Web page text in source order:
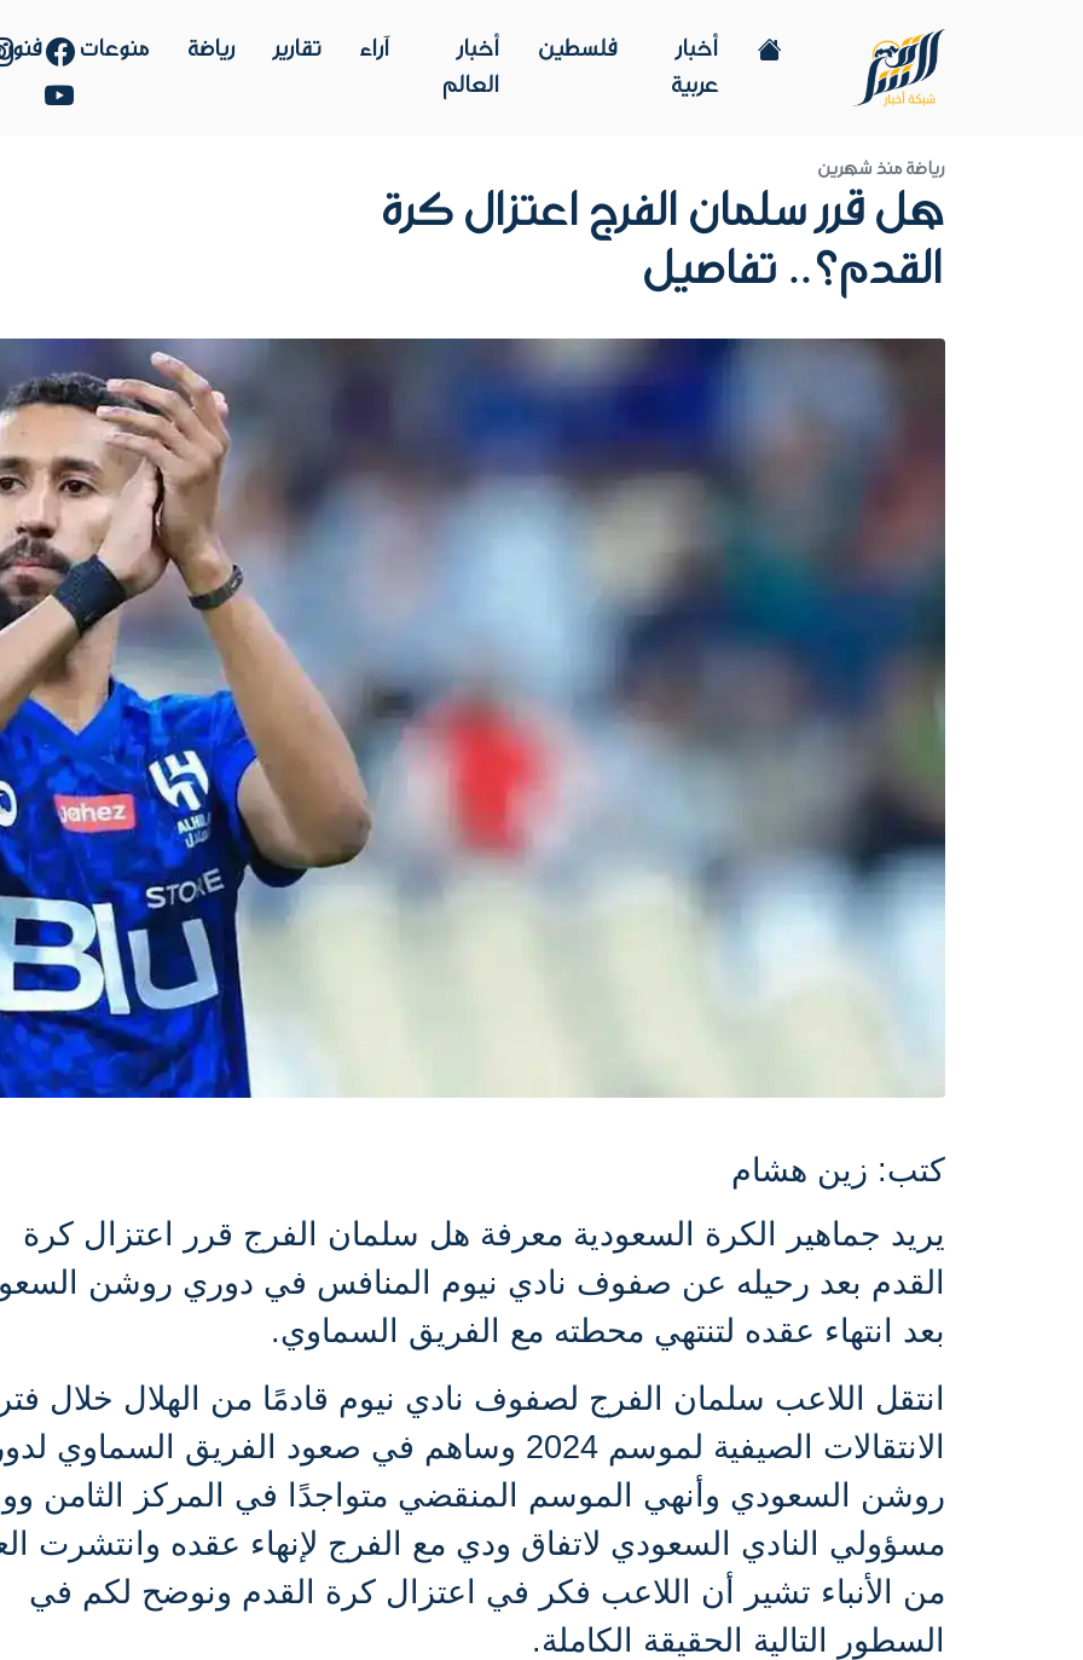
أخبار
عربية
فلسطين
أخبار
العالم
آراء تقارير رياضة منوعات
رياضةمنذ شهرين
هل قرر سلمان الفرج اعتزال كرة
القدم؟.. تفاصيل
كتب: زين هشام
يريد جماهير الكرة السعودية معرفة هل سلمان الفرج قرر اعتزال كرة
القدم بعد رحيله عن صفوف نادي نيوم المنافس في دوري روشن
بعد انتهاء عقده لتنتهي محطته مع الفريق السماوي.
انتقل اللاعب سلمان الفرج لصفوف نادي نيوم قادمًا من الهلال خلال
الانتقالات الصيفية لموسم 2024 وساهم في صعود الفريق السماوي
روشن السعودي وأنهي الموسم المنقضي متواجدًا في المركز الثامن
مسؤولي النادي السعودي لاتفاق ودي مع الفرج لإنهاء عقده وانتشرت
من الأنباء تشير أن اللاعب فكر في اعتزال كرة القدم ونوضح لكم في
السطور التالية الحقيقة الكاملة.